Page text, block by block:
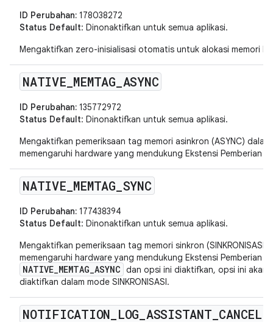
ID Perubahan: 178038272
Status Default: Dinonaktifkan untuk semua aplikasi.
Mengaktifkan zero-inisialisasi otomatis untuk alokasi memori
NATIVE MEMTAG ASYNC
ID Perubahan: 135772972
Status Default: Dinonaktifkan untuk semua aplikasi.
Mengaktifkan pemeriksaan tag memori asinkron (ASYNC)
memengaruhi hardware yang mendukung Ekstensi Pemberian
NATIVE MEMTAG SYNC
ID Perubahan: 177438394
Status Default: Dinonaktifkan untuk semua aplikasi.
Mengaktifkan pemeriksaan tag memori sinkron
memengaruhi hardware yang mendukung Ekstensi Pemberian
NATIVE_MEMTAG_ASYNC dan opsi ini diaktifkan, opsi ini akan
diaktifkan dalam mode SINKRONISASI.
NOTIFICATION LOG ASSISTANT CANCEL